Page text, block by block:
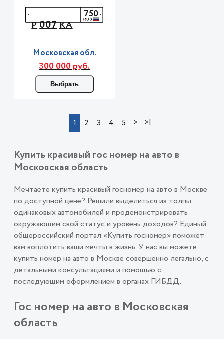
Р007КА
750
Московская обл.
300 000 руб.
Выбрать
1 2 3 4 5 > >|
Купить красивый гос номер на авто в
Московская область
Мечтаете купить красивый госномер на авто в Москве
по доступной цене? Решили выделиться из толпы
одинаковых автомобилей и продемонстрировать
окружающим свой статус и уровень доходов? Единый
общероссийский портал «Купить госномер» поможет
вам воплотить ваши мечты в жизнь. У нас вы можете
купить номер на авто в Москве совершенно легально, с
детальными консультациями и помощью с
последующим оформлением в органах ГИБДД.
Гос номер на авто в Московская
область